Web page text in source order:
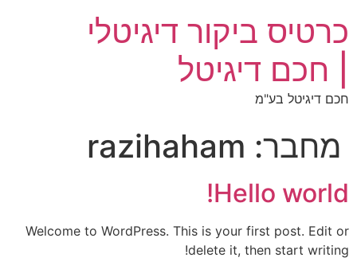
כרטיס ביקור דיגיטלי
| חכם דיגיטל
חכם דיגיטל בע"מ
מחבר: razihaham
Hello world!
Welcome to WordPress. This is your first post. Edit or
delete it, then start writing!